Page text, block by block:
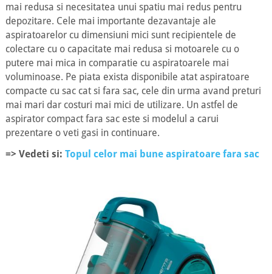
mai redusa si necesitatea unui spatiu mai redus pentru
depozitare. Cele mai importante dezavantaje ale
aspiratoarelor cu dimensiuni mici sunt recipientele de
colectare cu o capacitate mai redusa si motoarele cu o
putere mai mica in comparatie cu aspiratoarele mai
voluminoase. Pe piata exista disponibile atat aspiratoare
compacte cu sac cat si fara sac, cele din urma avand preturi
mai mari dar costuri mai mici de utilizare. Un astfel de
aspirator compact fara sac este si modelul a carui
prezentare o veti gasi in continuare.
=> Vedeti si: Topul celor mai bune aspiratoare fara sac